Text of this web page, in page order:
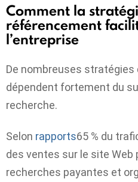
Comment la
référencement
l’entreprise
De nombreuses
dépendent fortement du
recherche.
Selon rapports65 % du
des ventes sur le site Web
recherches payantes et